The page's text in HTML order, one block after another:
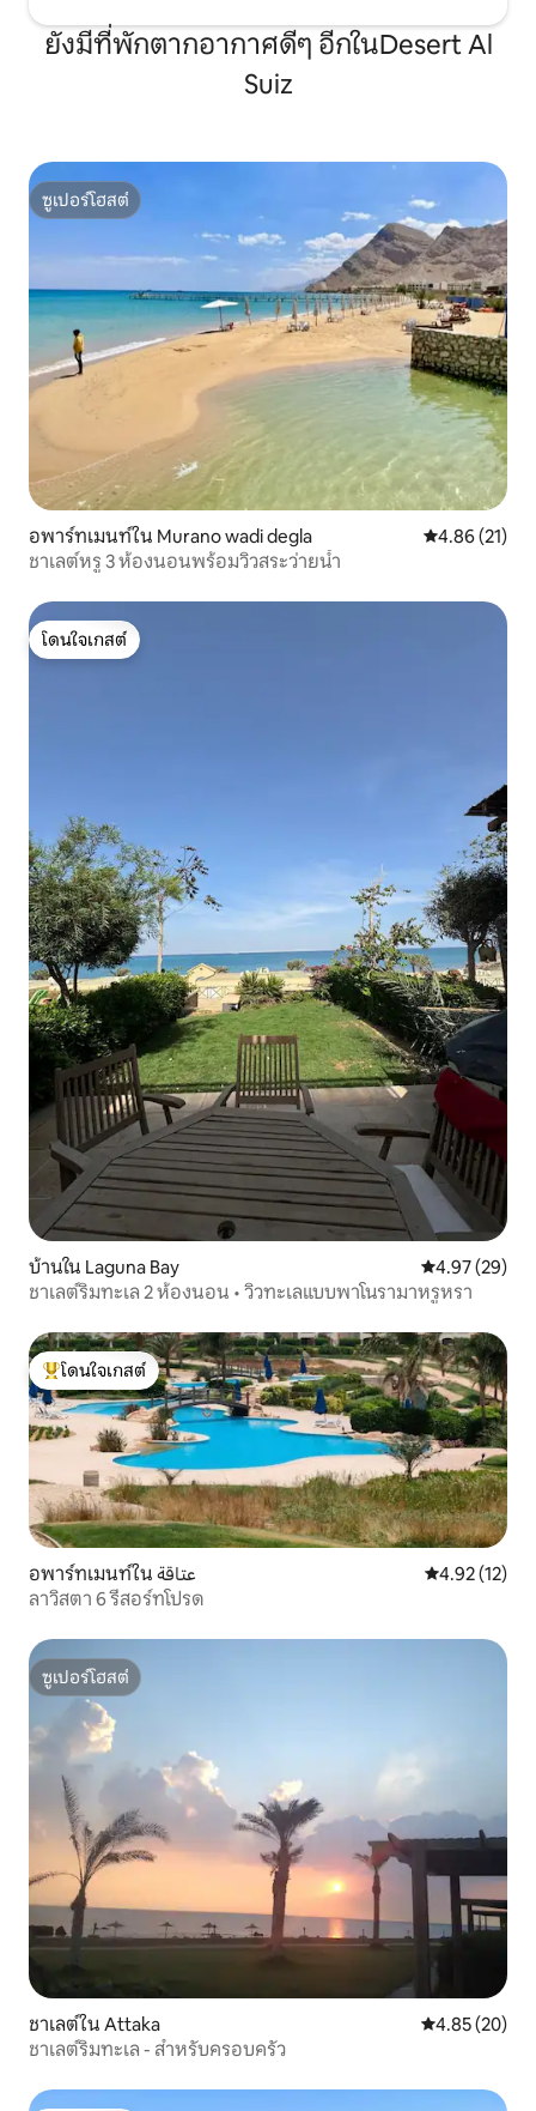
ยังมีที่พักตากอากาศดีๆ อีกในDesert Al
Suiz
ซูเปอร์โฮสต์
ซูเปอร์โฮสต์
อพาร์ทเมนท์ใน Murano wadi degla คะแนนเฉลี่ย
4.86 (21)
ชาเลต์หรู 3 ห้องนอนพร้อมวิวสระว่ายน้ำ
โดนใจเกสต์
โดนใจเกสต์
บ้านใน Laguna Bay คะแนนเฉลี่ย
4.97 (29)
ชาเลต์ริมทะเล 2 ห้องนอน • วิวทะเลแบบพาโนรามาหรูหรา
โดนใจเกสต์ที่สุด
โดนใจเกสต์
อพาร์ทเมนท์ใน عتاقة คะแนนเฉลี่ย
4.92 (12)
ลาวิสตา 6 รีสอร์ทโปรด
ซูเปอร์โฮสต์
ซูเปอร์โฮสต์
ชาเลต์ใน Attaka คะแนนเฉลี่ย
4.85 (20)
ชาเลต์ริมทะเล - สำหรับครอบครัว